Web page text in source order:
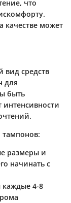
что
качестве может
средств
для
быть
размеры и
начинать с
4-8